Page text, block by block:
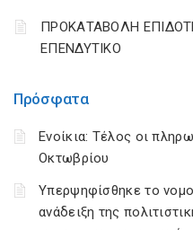
Πρόσφατα
Ενοίκια: Τέλος οι
Οκτωβρίου
Υπερψηφίσθηκε το
ανάδειξη της
ΠΡΟΚΑΤΑΒΟΛΗ
ΕΠΕΝΔΥΤΙΚΟ